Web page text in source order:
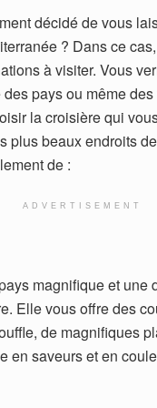
décidé de vous
? Dans ce
à visiter. Vous
pays ou même
la croisière qui
plus beaux endroits
de :
ADVERTISEMENT
magnifique et une
Elle vous offre des
de magnifiques
en saveurs et en